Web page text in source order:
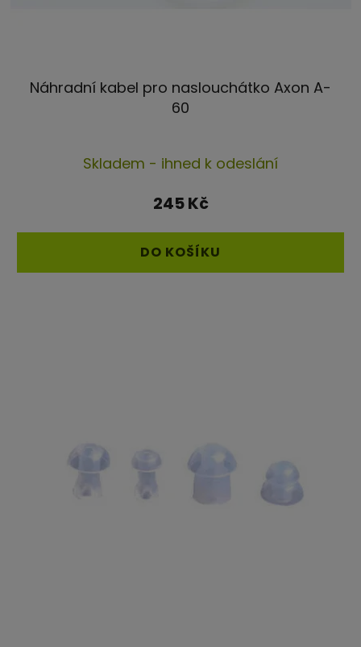
Náhradní kabel pro naslouchátko Axon A-
60
Skladem - ihned k odeslání
245 Kč
DO KOŠÍKU